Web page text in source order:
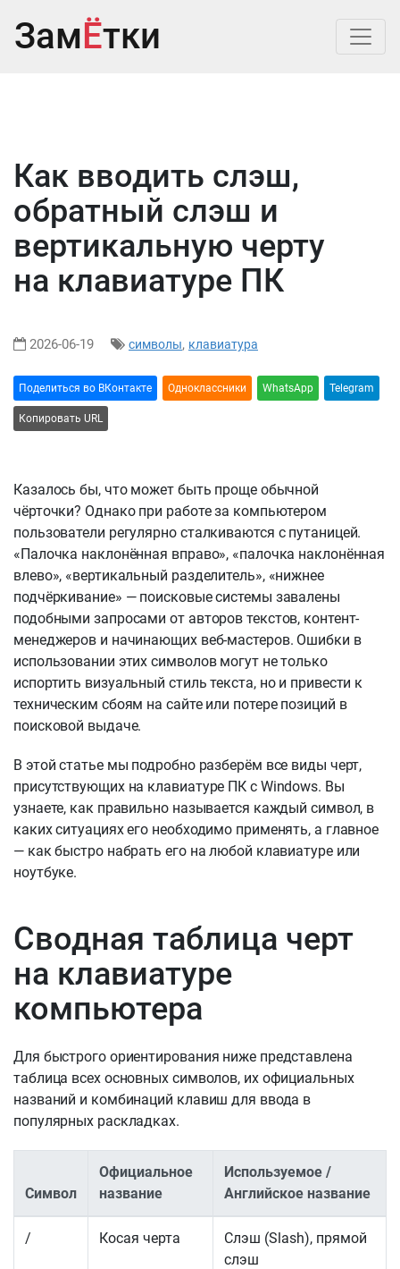
ЗамЁтки
Как вводить слэш,
обратный слэш и
вертикальную черту
на клавиатуре ПК
2026-06-19 символы, клавиатура
Поделиться во ВКонтакте Oдноклассники WhatsApp Telegram
Копировать URL
Казалось бы, что может быть проще обычной
чёрточки? Однако при работе за компьютером
пользователи регулярно сталкиваются с путаницей.
«Палочка наклонённая вправо», «палочка наклонённая
влево», «вертикальный разделитель», «нижнее
подчёркивание» — поисковые системы завалены
подобными запросами от авторов текстов, контент-
менеджеров и начинающих веб-мастеров. Ошибки в
использовании этих символов могут не только
испортить визуальный стиль текста, но и привести к
техническим сбоям на сайте или потере позиций в
поисковой выдаче.
В этой статье мы подробно разберём все виды черт,
присутствующих на клавиатуре ПК с Windows. Вы
узнаете, как правильно называется каждый символ, в
каких ситуациях его необходимо применять, а главное
— как быстро набрать его на любой клавиатуре или
ноутбуке.
Сводная таблица черт
на клавиатуре
компьютера
Для быстрого ориентирования ниже представлена
таблица всех основных символов, их официальных
названий и комбинаций клавиш для ввода в
популярных раскладках.
Символ
Официальное
название
Используемое /
Английское название
/ Косая черта
Слэш (Slash), прямой
слэш